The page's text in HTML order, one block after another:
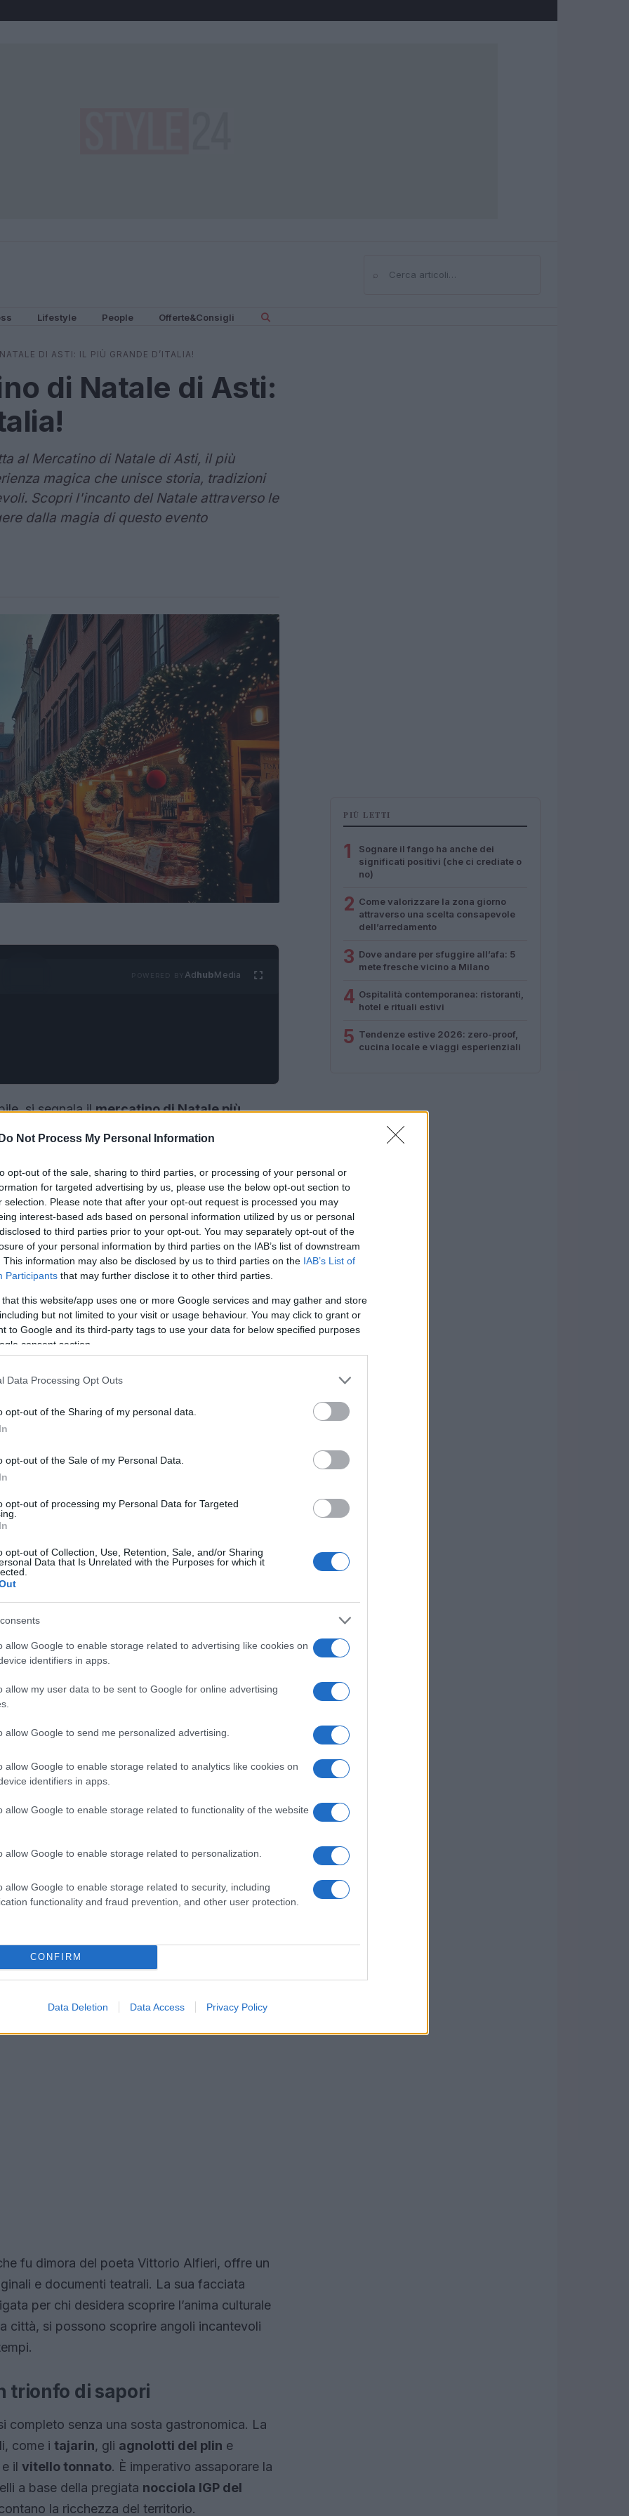
Do Not Process My Personal Information
opt-out of the sale, sharing to third parties, or processing of your personal or
for targeted advertising by us, please use the below opt-out section to
selection. Please note that after your opt-out request is processed you may
interest-based ads based on personal information utilized by us or personal
to third parties prior to your opt-out. You may separately opt-out of the
of your personal information by third parties on the IAB’s list of downstream
This information may also be disclosed by us to third parties on the IAB’s List of
Participants that may further disclose it to other third parties.
that this website/app uses one or more Google services and may gather and store
but not limited to your visit or usage behaviour. You may click to grant or
to Google and its third-party tags to use your data for below specified purposes
consent section.
Data Processing Opt Outs
opt-out of the Sharing of my personal data.
opt-out of the Sale of my Personal Data.
opt-out of processing my Personal Data for Targeted
opt-out of Collection, Use, Retention, Sale, and/or Sharing
Data that Is Unrelated with the Purposes for which it
allow Google to enable storage related to advertising like cookies on
identifiers in apps.
allow my user data to be sent to Google for online advertising
allow Google to send me personalized advertising.
allow Google to enable storage related to analytics like cookies on
identifiers in apps.
allow Google to enable storage related to functionality of the website
allow Google to enable storage related to personalization.
allow Google to enable storage related to security, including
functionality and fraud prevention, and other user protection.
CONFIRM
Data Deletion Data Access Privacy Policy
⌕Cerca
Lifestyle People Offerte&Consigli
DI ASTI: IL PIÙ GRANDE D’ITALIA!
di Natale di Asti:
al Mercatino di Natale di Asti, il più
magica che unisce storia, tradizioni
Scopri l'incanto del Natale attraverso le
dalla magia di questo evento
AdhubMedia
si segnala ilmercatino di Natale più
di Asti. Questa località piemontese, nota per
storia, si trasforma in un luogo incantato
che celebra tradizione e convivialità.
distingue per il suo patrimonio culturale e la
produzione di
con torri medievali e numerosi palazzi
ideale per un mercatino di Natale che attira
Alfieri, dove un susseguirsi di stand
natalizie e prelibatezze culinarie
nell’atmosfera natalizia, con luci
dolci tipici che riempiono l’aria. Ogni angolo
memorabile per tutti.
Asti
da esplorare. Il
Maria Assunta, è un capolavoro di
La sua imponenza e la bellezza dei
i visitatori. Non lontano, il Palazzo
storica, ospitando oggi il Museo del
attraverso opere d’arte e reperti storici.
fu dimora del poeta Vittorio Alfieri, offre un
e documenti teatrali. La sua facciata
per chi desidera scoprire l’anima culturale
città, si possono scoprire angoli incantevoli
trionfo di sapori
completo senza una sosta gastronomica. La
come i tajarin, gli agnolotti del plin e
il vitello tonnato. È imperativo assaporare la
a base della pregiata nocciola IGP del
la ricchezza del territorio.
PIÙ LETTI
1
Sognare il fango ha anche dei
significati positivi (che ci crediate o
no)
2 Come valorizzare la zona giorno
attraverso una scelta consapevole
dell’arredamento
3 Dove andare per sfuggire all’afa: 5
mete fresche vicino a Milano
4 Ospitalità contemporanea: ristoranti,
hotel e rituali estivi
5 Tendenze estive 2026: zero-proof,
cucina locale e viaggi esperienziali